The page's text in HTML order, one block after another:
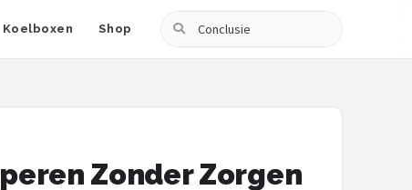
Koelboxen Shop
Zoeken
Zonder Zorgen